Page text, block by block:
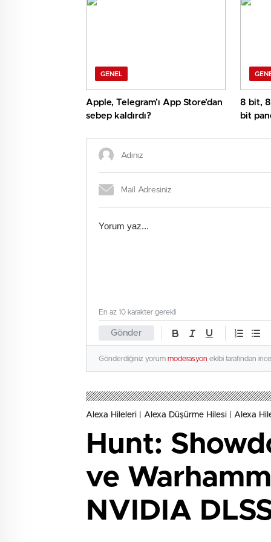
GENEL
Apple, Telegram’ı App Store’dan
sebep kaldırdı?
8 bit,
bit
Gönder
En az 10 karakter gerekli
Gönderdiğiniz yorum moderasyon ekibi tarafından
Alexa Hileleri | Alexa Düşürme Hilesi | Alexa
Hunt:
ve
NVIDIA